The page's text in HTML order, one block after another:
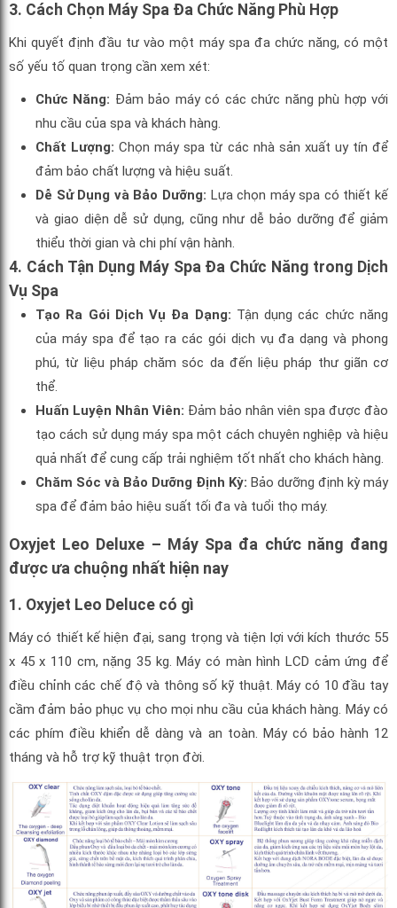
3. Cách Chọn Máy Spa Đa Chức Năng Phù Hợp
Khi quyết định đầu tư vào một máy spa đa chức năng, có một
số yếu tố quan trọng cần xem xét:
Chức Năng: Đảm bảo máy có các chức năng phù hợp với
nhu cầu của spa và khách hàng.
Chất Lượng: Chọn máy spa từ các nhà sản xuất uy tín để
đảm bảo chất lượng và hiệu suất.
Dễ Sử Dụng và Bảo Dưỡng: Lựa chọn máy spa có thiết kế
và giao diện dễ sử dụng, cũng như dễ bảo dưỡng để giảm
thiểu thời gian và chi phí vận hành.
4. Cách Tận Dụng Máy Spa Đa Chức Năng trong Dịch
Vụ Spa
Tạo Ra Gói Dịch Vụ Đa Dạng: Tận dụng các chức năng
của máy spa để tạo ra các gói dịch vụ đa dạng và phong
phú, từ liệu pháp chăm sóc da đến liệu pháp thư giãn cơ
thể.
Huấn Luyện Nhân Viên: Đảm bảo nhân viên spa được đào
tạo cách sử dụng máy spa một cách chuyên nghiệp và hiệu
quả nhất để cung cấp trải nghiệm tốt nhất cho khách hàng.
Chăm Sóc và Bảo Dưỡng Định Kỳ: Bảo dưỡng định kỳ máy
spa để đảm bảo hiệu suất tối đa và tuổi thọ máy.
Oxyjet Leo Deluxe – Máy Spa đa chức năng đang
được ưa chuộng nhất hiện nay
1. Oxyjet Leo Deluce có gì
Máy có thiết kế hiện đại, sang trọng và tiện lợi với kích thước 55
x 45 x 110 cm, nặng 35 kg. Máy có màn hình LCD cảm ứng để
điều chỉnh các chế độ và thông số kỹ thuật. Máy có 10 đầu tay
cầm đảm bảo phục vụ cho mọi nhu cầu của khách hàng. Máy có
các phím điều khiển dễ dàng và an toàn. Máy có bảo hành 12
tháng và hỗ trợ kỹ thuật trọn đời.